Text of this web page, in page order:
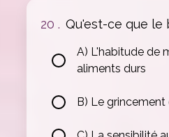
20 . Qu'est-ce que le
A) L'habitude de
aliments durs
B) Le grincement